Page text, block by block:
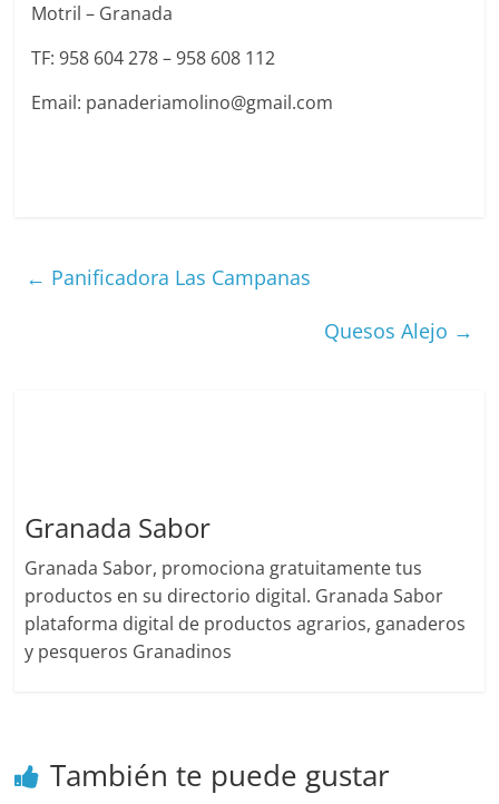
Motril – Granada
TF: 958 604 278 – 958 608 112
Email: panaderiamolino@gmail.com
← Panificadora Las Campanas
Quesos Alejo →
Granada Sabor
Granada Sabor, promociona gratuitamente tus
productos en su directorio digital. Granada Sabor
plataforma digital de productos agrarios, ganaderos
y pesqueros Granadinos
También te puede gustar